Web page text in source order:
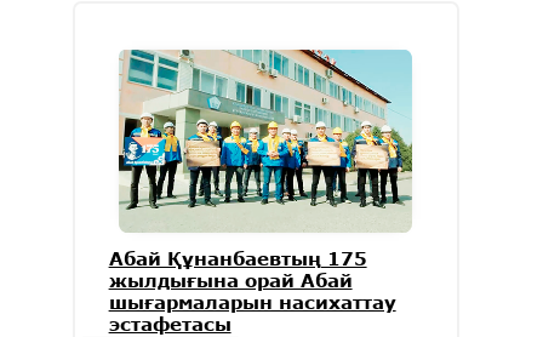
Абай Құнанбаевтың 175
жылдығына орай Абай
шығармаларын насихаттау
эстафетасы